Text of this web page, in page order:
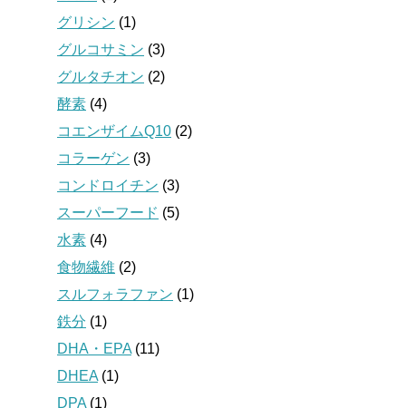
グリシン (1)
グルコサミン (3)
グルタチオン (2)
酵素 (4)
コエンザイムQ10 (2)
コラーゲン (3)
コンドロイチン (3)
スーパーフード (5)
水素 (4)
食物繊維 (2)
スルフォラファン (1)
鉄分 (1)
DHA・EPA (11)
DHEA (1)
DPA (1)